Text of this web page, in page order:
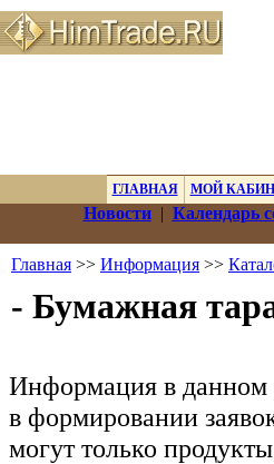
ГЛАВНАЯ МОЙ
Новости| Календарь
Главная >> Информация >>
- Бумажная
Информация в данном
в формировании
могут только